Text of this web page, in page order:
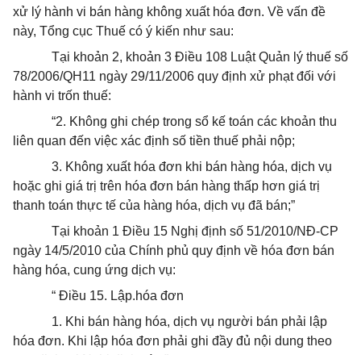
xử lý hành vi bán hàng không xuất hóa đơn. Về vấn đề
này, Tổng cục Thuế có ý kiến như sau:
Tại khoản 2, khoản 3 Điều 108 Luật Quản lý thuế số
78/2006/QH11 ngày 29/11/2006 quy định xử phạt đối với
hành vi trốn thuế:
“2. Không ghi chép trong sổ kế toán các khoản thu
liên quan đến việc xác định số tiền thuế phải nộp;
3. Không xuất hóa đơn khi bán hàng hóa, dịch vụ
hoặc ghi giá trị trên hóa đơn bán hàng thấp hơn giá trị
thanh toán thực tế của hàng hóa, dịch vụ đã bán;”
Tại khoản 1 Điều 15 Nghị định số 51/2010/NĐ-CP
ngày 14/5/2010 của Chính phủ quy định về hóa đơn bán
hàng hóa, cung ứng dịch vụ:
“ Điều 15. Lập.hóa đơn
1. Khi bán hàng hóa, dịch vụ người bán phải lập
hóa đơn. Khi lập hóa đơn phải ghi đầy đủ nội dung theo